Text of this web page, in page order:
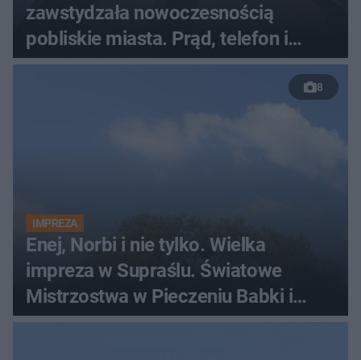
zawstydzała nowoczesnością
pobliskie miasta. Prąd, telefon i
luksusowa auta
8
IMPREZA
Enej, Norbi i nie tylko. Wielka
impreza w Supraślu. Światowe
Mistrzostwa w Pieczeniu Babki i
Kiszki Ziemniaczanej